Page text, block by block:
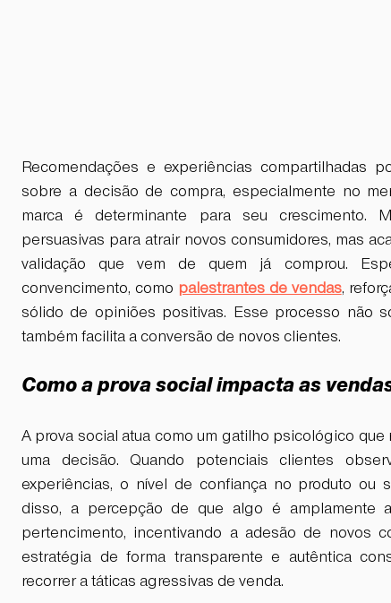
Recomendações e experiências compartilhadas
sobre a decisão de compra, especialmente no
marca é determinante para seu crescimento.
persuasivas para atrair novos consumidores, mas
validação que vem de quem já comprou.
convencimento, como palestrantes de vendas,
sólido de opiniões positivas. Esse processo não
também facilita a conversão de novos clientes.
Como a prova social impacta as
A prova social atua como um gatilho psicológico
uma decisão. Quando potenciais clientes
experiências, o nível de confiança no produto ou
disso, a percepção de que algo é amplamente
pertencimento, incentivando a adesão de novos
estratégia de forma transparente e autêntica
recorrer a táticas agressivas de venda.